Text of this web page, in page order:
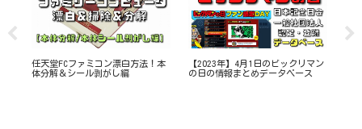
任天堂FCファミコン漂白方法！本
体分解＆シール剥がし編
【2023年】4月1日のビックリマン
の日の情報まとめデータベース